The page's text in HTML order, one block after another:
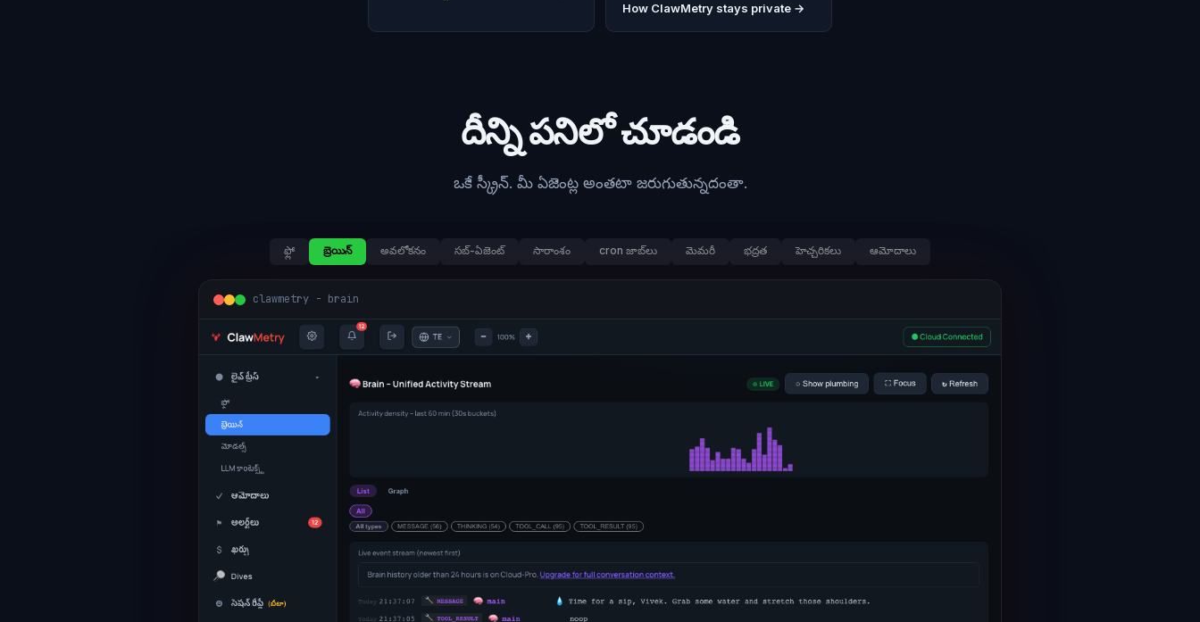
How ClawMetry stays private →
దీన్ని పనిలో చూడండి
ఒకే స్క్రీన్. మీ ఏజెంట్ల అంతటా జరుగుతున్నదంతా.
ఫ్లో బ్రెయిన్ అవలోకనం సబ్-ఏజెంట్ సారాంశం cron జాబ్‌లు మెమరీ భద్రత హెచ్చరికలు ఆమోదాలు
clawmetry - brain